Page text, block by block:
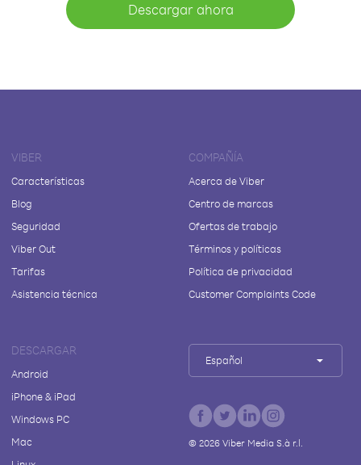
Descargar ahora
VIBER
Características
Blog
Seguridad
Viber Out
Tarifas
Asistencia técnica
COMPAÑÍA
Acerca de Viber
Centro de marcas
Ofertas de trabajo
Términos y políticas
Política de privacidad
Customer Complaints Code
DESCARGAR
Android
iPhone & iPad
Windows PC
Mac
Español
© 2026Viber Media S.à r.l.